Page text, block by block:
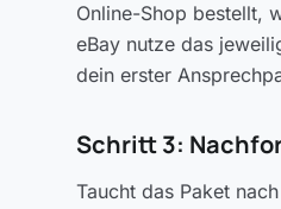
Online-Shop bestellt,
eBay nutze das
dein erster
Schritt 3:
Taucht das Paket